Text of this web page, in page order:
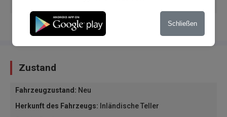
Lenkrad höhenverstellbar
Zustand
Fahrzeugzustand : Neu
Herkunft des Fahrzeugs: Inländische Teller
Schließen